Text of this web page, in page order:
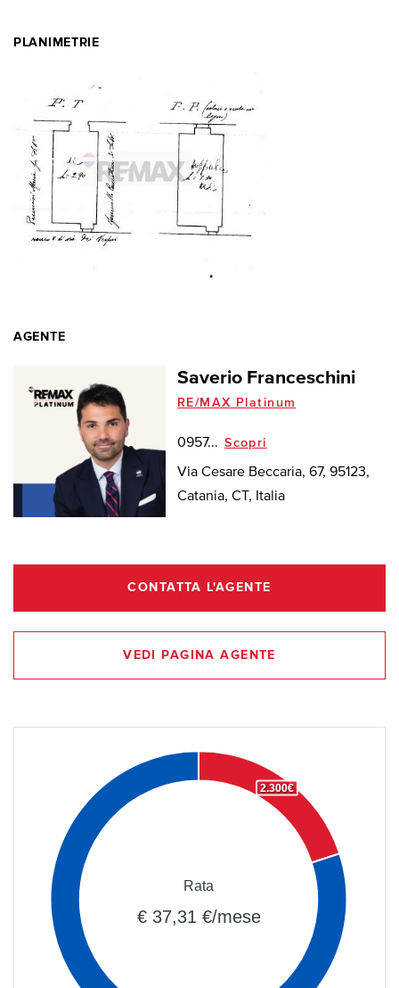
PLANIMETRIE
AGENTE
Saverio Franceschini
RE/MAX Platinum
0957... Scopri
Via Cesare Beccaria, 67, 95123,
Catania, CT, Italia
CONTATTA L'AGENTE
VEDI PAGINA AGENTE
2.300€
Rata
€ 37,31 €/mese